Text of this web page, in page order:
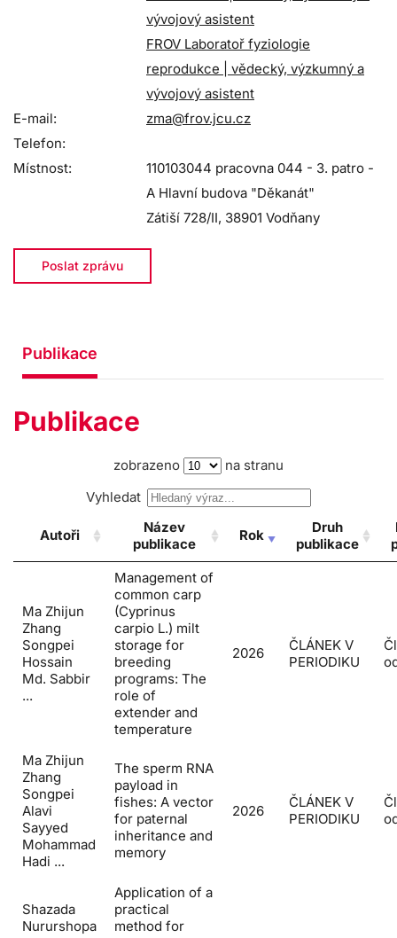
vývojový asistent
FROV Laboratoř fyziologie
reprodukce | vědecký, výzkumný a
vývojový asistent
E-mail:
zma@frov.jcu.cz
Telefon:
Místnost:
110103044 pracovna 044 - 3. patro -
A Hlavní budova "Děkanát"
Zátiší 728/II, 38901 Vodňany
Poslat zprávu
Publikace
Publikace
zobrazeno
na stranu
Vyhledat
Autoři
Název
publikace
Rok
Druh
publikace
Ma Zhijun
Zhang
Songpei
Hossain
Md. Sabbir
...
Management of
common carp
(Cyprinus
carpio L.) milt
storage for
breeding
programs: The
role of
extender and
temperature
2026
ČLÁNEK V
PERIODIKU
Ma Zhijun
Zhang
Songpei
Alavi
Sayyed
Mohammad
Hadi ...
The sperm RNA
payload in
fishes: A vector
for paternal
inheritance and
memory
2026
ČLÁNEK V
PERIODIKU
Shazada
Nururshopa
Application of a
practical
method for